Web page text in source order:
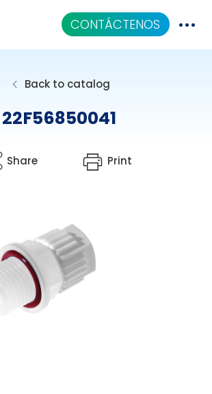
CONTÁCTENOS
Back to catalog
22F56850041
Share Print